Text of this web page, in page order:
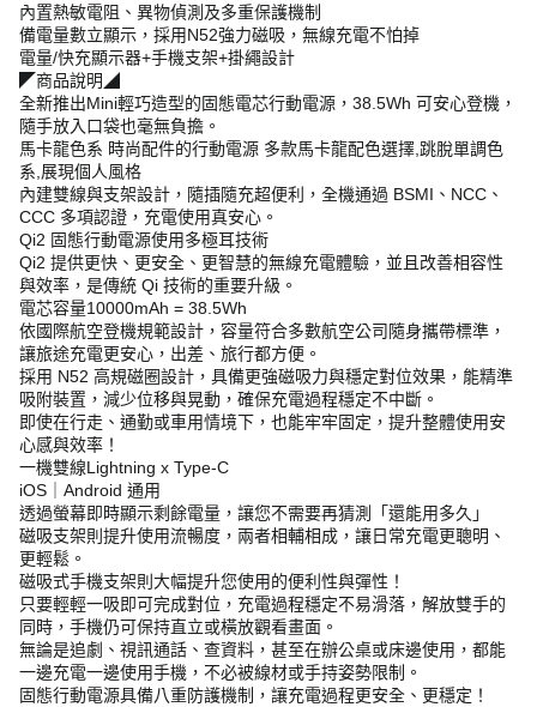
內置熱敏電阻、異物偵測及多重保護機制
備電量數立顯示，採用N52強力磁吸，無線充電不怕掉
電量/快充顯示器+手機支架+掛繩設計
◤商品說明◢
全新推出Mini輕巧造型的固態電芯行動電源，38.5Wh 可安心登機，
隨手放入口袋也毫無負擔。
馬卡龍色系 時尚配件的行動電源 多款馬卡龍配色選擇,跳脫單調色
系,展現個人風格
內建雙線與支架設計，隨插隨充超便利，全機通過 BSMI、NCC、
CCC 多項認證，充電使用真安心。
Qi2 固態行動電源使用多極耳技術
Qi2 提供更快、更安全、更智慧的無線充電體驗，並且改善相容性
與效率，是傳統 Qi 技術的重要升級。
電芯容量10000mAh = 38.5Wh
依國際航空登機規範設計，容量符合多數航空公司隨身攜帶標準，
讓旅途充電更安心，出差、旅行都方便。
採用 N52 高規磁圈設計，具備更強磁吸力與穩定對位效果，能精準
吸附裝置，減少位移與晃動，確保充電過程穩定不中斷。
即使在行走、通勤或車用情境下，也能牢牢固定，提升整體使用安
心感與效率！
一機雙線Lightning x Type-C
iOS｜Android 通用
透過螢幕即時顯示剩餘電量，讓您不需要再猜測「還能用多久」
磁吸支架則提升使用流暢度，兩者相輔相成，讓日常充電更聰明、
更輕鬆。
磁吸式手機支架則大幅提升您使用的便利性與彈性！
只要輕輕一吸即可完成對位，充電過程穩定不易滑落，解放雙手的
同時，手機仍可保持直立或橫放觀看畫面。
無論是追劇、視訊通話、查資料，甚至在辦公桌或床邊使用，都能
一邊充電一邊使用手機，不必被線材或手持姿勢限制。
固態行動電源具備八重防護機制，讓充電過程更安全、更穩定！